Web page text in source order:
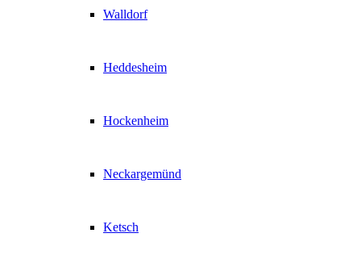
Walldorf
Heddesheim
Hockenheim
Neckargemünd
Ketsch